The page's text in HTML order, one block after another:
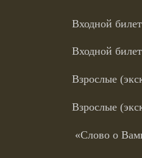
Входной
Входной
Взрослые
Взрослые
«Слово о